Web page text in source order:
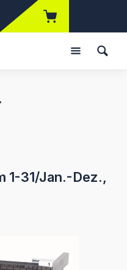
0 Produkte auf dem
1-31/Jan.-Dez.,